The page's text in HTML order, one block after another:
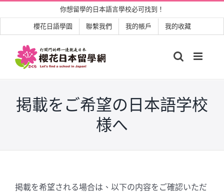
to
content
你想留學的日本語言學校必可找到！
櫻花日語學園 聯繫我們 我的帳戶 我的收藏
掲載をご希望の日本語学校
様へ
掲載を希望される場合は、以下の内容をご確認いただ